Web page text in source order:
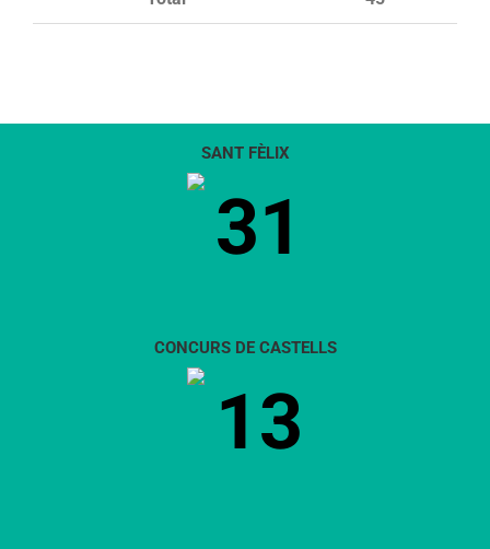
SANT FÈLIX
31
CONCURS DE CASTELLS
13